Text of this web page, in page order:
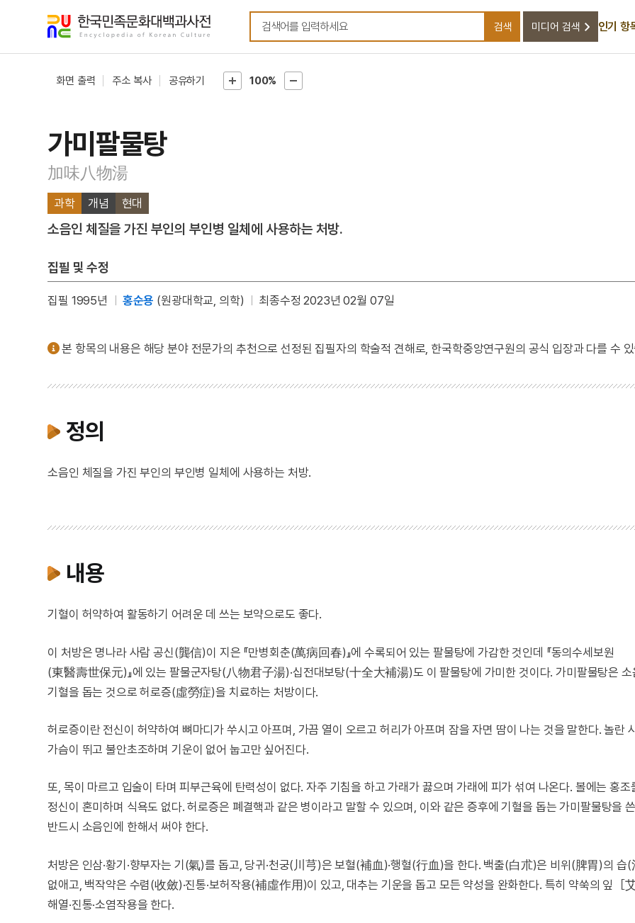
검색어를 입력하세요
검색 미디어 검색 인기 항
화면 출력 주소 복사 공유하기 100%
가미팔물탕
加味八物湯
과학 개념 현대
소음인 체질을 가진 부인의 부인병 일체에 사용하는 처방.
집필 및 수정
집필 1995년 홍순용 (원광대학교, 의학) 최종수정 2023년 02월 07일
본 항목의 내용은 해당 분야 전문가의 추천으로 선정된 집필자의 학술적 견해로, 한국학중앙연구원의 공식 입장과 다를 수
정의
소음인 체질을 가진 부인의 부인병 일체에 사용하는 처방.
내용
기혈이 허약하여 활동하기 어려운 데 쓰는 보약으로도 좋다.
이 처방은 명나라 사람 공신(龔信)이 지은 『만병회춘(萬病回春)』에 수록되어 있는 팔물탕에 가감한 것인데 『동의수세보원
(東醫壽世保元)』에 있는 팔물군자탕(八物君子湯)·십전대보탕(十全大補湯)도 이 팔물탕에 가미한 것이다. 가미팔물탕은 소
기혈을 돕는 것으로 허로증(虛勞症)을 치료하는 처방이다.
허로증이란 전신이 허약하여 뼈마디가 쑤시고 아프며, 가끔 열이 오르고 허리가 아프며 잠을 자면 땀이 나는 것을 말한다. 놀란
가슴이 뛰고 불안초조하며 기운이 없어 눕고만 싶어진다.
또, 목이 마르고 입술이 타며 피부근육에 탄력성이 없다. 자주 기침을 하고 가래가 끓으며 가래에 피가 섞여 나온다. 볼에는 홍조
정신이 혼미하며 식욕도 없다. 허로증은 폐결핵과 같은 병이라고 말할 수 있으며, 이와 같은 증후에 기혈을 돕는 가미팔물탕을
반드시 소음인에 한해서 써야 한다.
처방은 인삼·황기·향부자는 기(氣)를 돕고, 당귀·천궁(川芎)은 보혈(補血)·행혈(行血)을 한다. 백출(白朮)은 비위(脾胃)의 습
없애고, 백작약은 수렴(收斂)·진통·보허작용(補虛作用)이 있고, 대추는 기운을 돕고 모든 약성을 완화한다. 특히 약쑥의 잎［
해열·진통·소염작용을 한다.